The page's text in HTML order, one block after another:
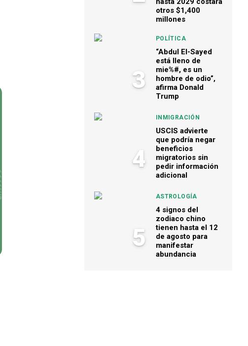
otros $1,400
millones
3
POLÍTICA
“Abdul El-Sayed
está lleno de
mie%#, es un
hombre de odio”,
afirma Donald
Trump
4
INMIGRACIÓN
USCIS advierte
que podría negar
beneficios
migratorios sin
pedir información
adicional
5
ASTROLOGÍA
4 signos del
zodiaco chino
tienen hasta el 12
de agosto para
manifestar
abundancia